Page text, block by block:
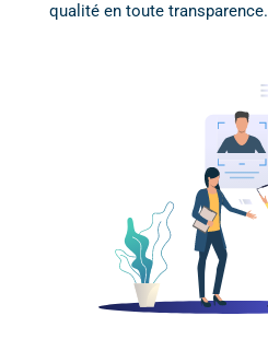
qualité en toute transparence.